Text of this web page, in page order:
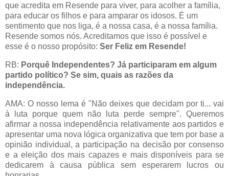
que acredita em Resende para viver, para acolher a família,
para educar os filhos e para amparar os idosos. É um
sentimento que nos liga, é a nossa casa, é a nossa família.
Resende somos nós. Acreditamos que isso é possível e
esse é o nosso propósito: Ser Feliz em Resende!
RB: Porquê Independentes? Já participaram em algum
partido político? Se sim, quais as razões da
independência.
AMA: O nosso lema é "Não deixes que decidam por ti... vai
à luta porque quem não luta perde sempre". Queremos
afirmar a nossa independência relativamente aos partidos e
apresentar uma nova lógica organizativa que tem por base a
opinião individual, a participação na decisão por consenso
e a eleição dos mais capazes e mais disponíveis para se
dedicarem à causa pública sem esperarem lucros ou